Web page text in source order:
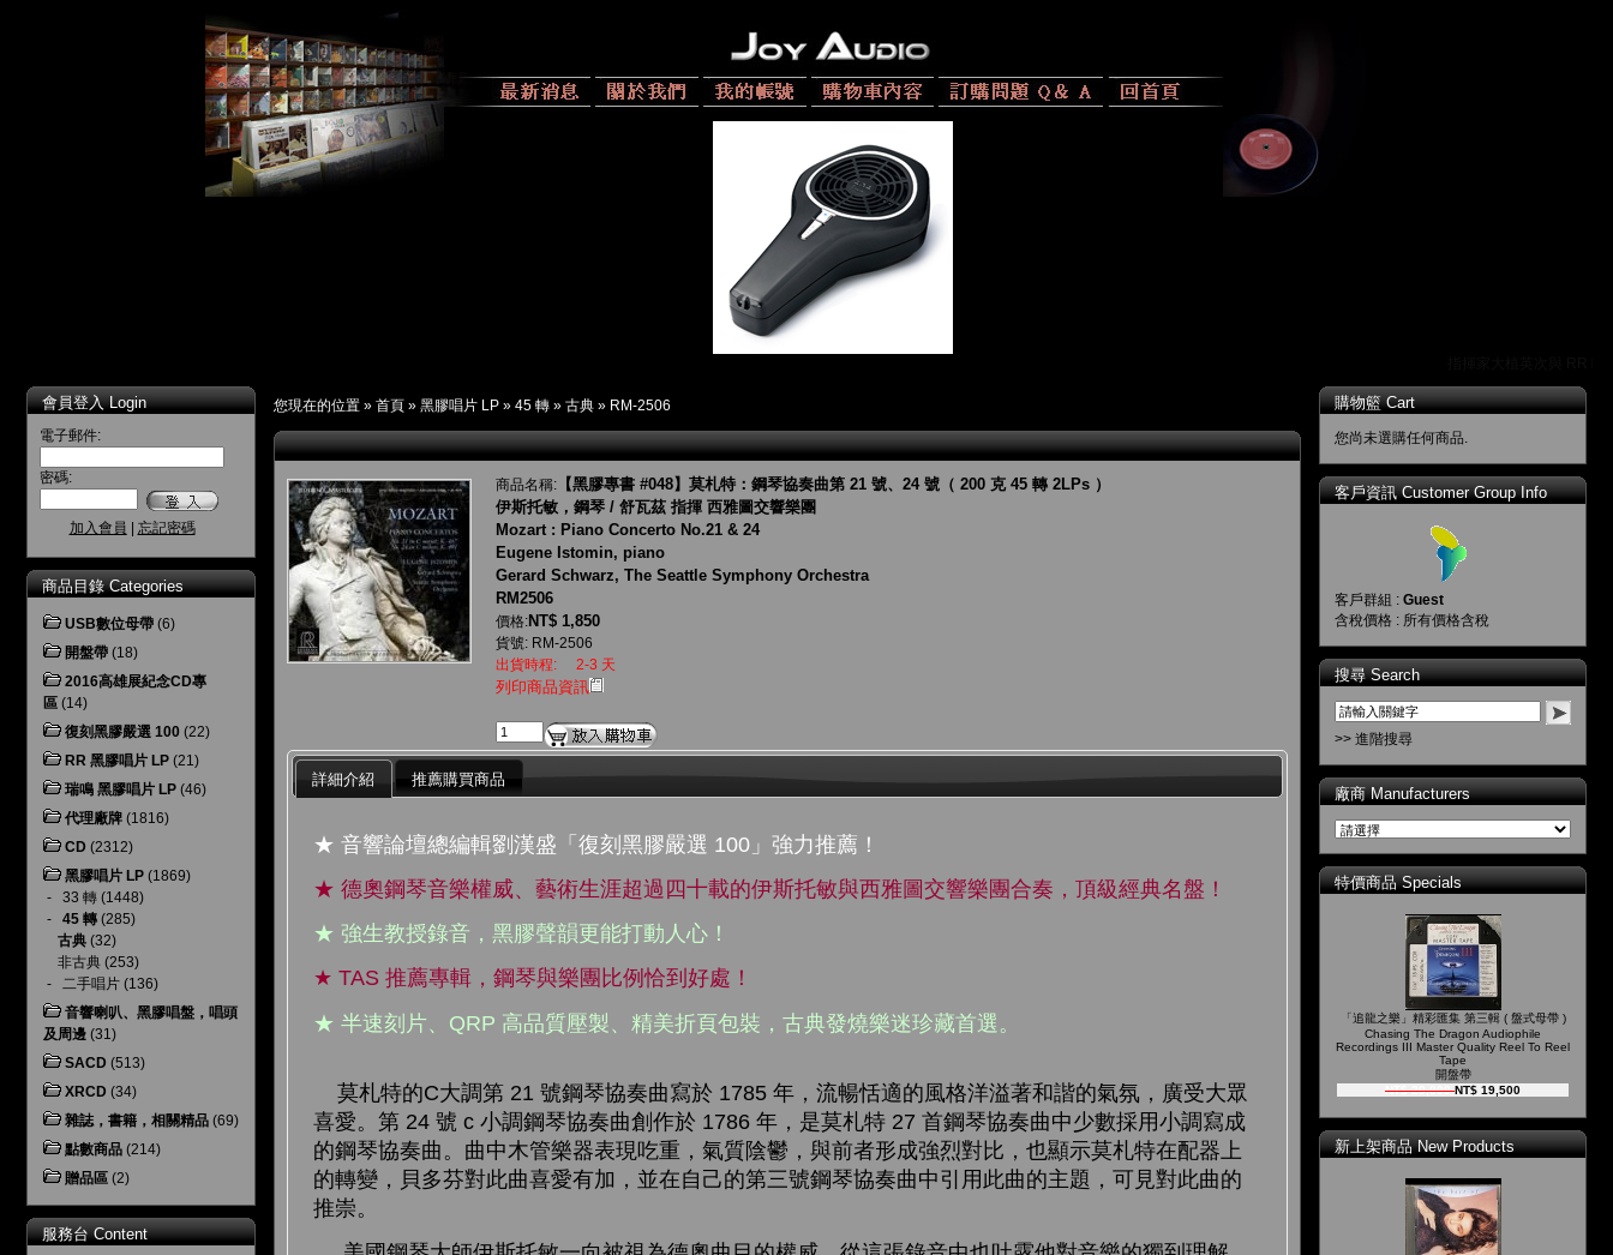
會員登入 Login
電子郵件:
密碼:
加入會員 忘記密碼
商品目錄 Categories
USB數位母帶 (6)
開盤帶 (18)
2016高雄展紀念CD專
區 (14)
復刻黑膠嚴選 100 (22)
RR 黑膠唱片 LP (21)
瑞鳴 黑膠唱片 LP (46)
代理廠牌 (1816)
CD (2312)
黑膠唱片 LP (1869)
- 33 轉 (1448)
- 45 轉 (285)
古典 (32)
非古典 (253)
- 二手唱片 (136)
音響喇叭、黑膠唱盤，唱頭
及周邊 (31)
SACD (513)
XRCD (34)
雜誌，書籍，相關精品 (69)
點數商品 (214)
贈品區 (2)
服務台 Content
您現在的位置 » 首頁 » 黑膠唱片 LP » 45 轉 » 古典 » RM-2506
商品名稱: 【黑膠專書 #048】莫札特：鋼琴協奏曲第 21 號、24 號（ 200 克 45 轉 2LPs ）
伊斯托敏，鋼琴 / 舒瓦茲 指揮 西雅圖交響樂團
Mozart : Piano Concerto No.21 & 24
Eugene Istomin, piano
Gerard Schwarz, The Seattle Symphony Orchestra
RM2506
價格:NT$ 1,850
貨號: RM-2506
出貨時程:
2-3 天
列印商品資訊
詳細介紹 推薦購買商品
★ 音響論壇總編輯劉漢盛「復刻黑膠嚴選 100」強力推薦！
★ 德奧鋼琴音樂權威、藝術生涯超過四十載的伊斯托敏與西雅圖交響樂團合奏，頂級經典名盤！
★ 強生教授錄音，黑膠聲韻更能打動人心！
★ TAS 推薦專輯，鋼琴與樂團比例恰到好處！
★ 半速刻片、QRP 高品質壓製、精美折頁包裝，古典發燒樂迷珍藏首選。
莫札特的C大調第 21 號鋼琴協奏曲寫於 1785 年，流暢恬適的風格洋溢著和諧的氣氛，廣受大眾
喜愛。第 24 號 c 小調鋼琴協奏曲創作於 1786 年，是莫札特 27 首鋼琴協奏曲中少數採用小調寫成
的鋼琴協奏曲。曲中木管樂器表現吃重，氣質陰鬱，與前者形成強烈對比，也顯示莫札特在配器上
的轉變，貝多芬對此曲喜愛有加，並在自己的第三號鋼琴協奏曲中引用此曲的主題，可見對此曲的
推崇。
購物籃 Cart
您尚未選購任何商品.
客戶資訊 Customer Group Info
客戶群組 : Guest
含稅價格 : 所有價格含稅
搜尋 Search
>> 進階搜尋
廠商 Manufacturers
特價商品 Specials
「追龍之樂」精彩匯集 第三輯 ( 盤式母帶 )
Chasing The Dragon Audiophile
Recordings III Master Quality Reel To Reel
Tape
開盤帶
NT$ 20,800NT$ 19,500
新上架商品 New Products